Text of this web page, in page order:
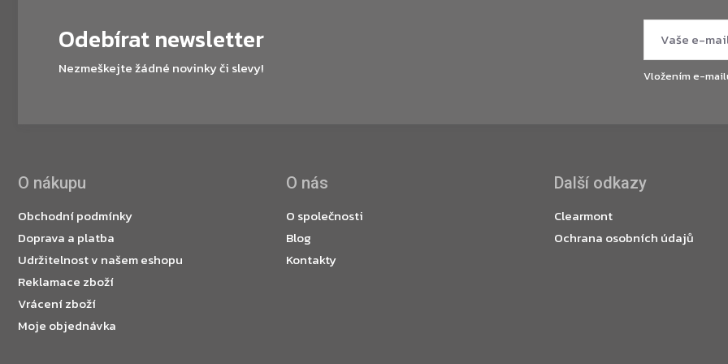
Odebírat newsletter
Nezmeškejte žádné novinky či slevy! Vložením e-
O nákupu
Obchodní podmínky
Doprava a platba
Udržitelnost v našem eshopu
Reklamace zboží
Vrácení zboží
Moje objednávka
O nás
O společnosti
Blog
Kontakty
Další odkazy
Clearmont
Ochrana osobních údajů